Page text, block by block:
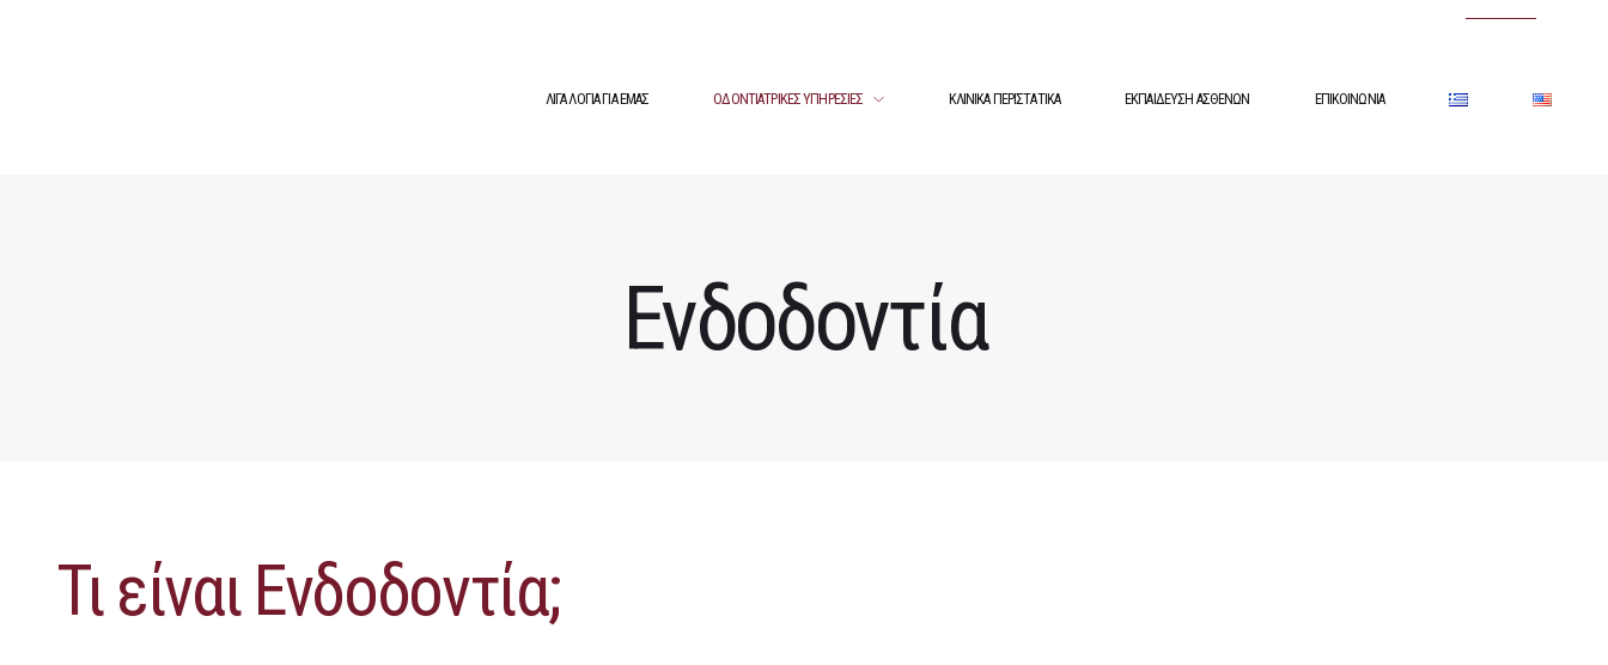
ΛΙΓΑ ΛΟΓΙΑ ΓΙΑ ΕΜΑΣ ΟΔΟΝΤΙΑΤΡΙΚΕΣ ΥΠΗΡΕΣΙΕΣ ΚΛΙΝΙΚΑ ΠΕΡΙΣΤΑΤΙΚΑ ΕΚΠΑΙΔΕΥΣΗ ΑΣΘΕΝΩΝ ΕΠΙΚΟΙΝΩΝΙΑ
Ενδοδοντία
Τι είναι Ενδοδοντία;